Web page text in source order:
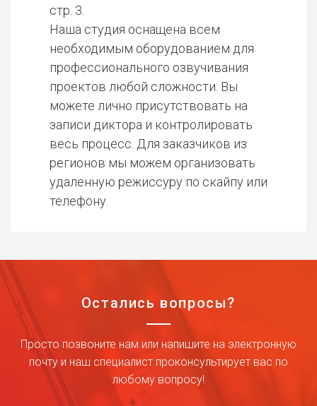
стр. 3.
Наша студия оснащена всем
необходимым оборудованием для
профессионального озвучивания
проектов любой сложности. Вы
можете лично присутствовать на
записи диктора и контролировать
весь процесс. Для заказчиков из
регионов мы можем организовать
удаленную режиссуру по скайпу или
телефону.
Остались вопросы?
Просто позвоните нам или напишите на электронную
почту и наш специалист проконсультирует вас по
любому вопросу!